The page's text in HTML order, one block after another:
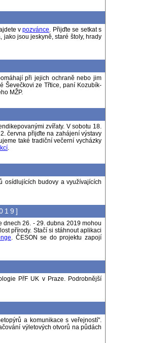
vpozvánce. Přijďte se setkat s
jsou jeskyně, staré štoly, hrady
při jejich ochraně nebo jim
Ševečkovi ze Třtice, paní Kozubík-
MŽP.
zvířaty. V sobotu 18.
června přijďte na zahájení výstavy
také tradiční večerní vycházky
.
osídlujících budovy a využívajících
dnech 26. - 29. dubna 2019 mohou
přírody. Stačí si stáhnout aplikaci
. ČESON se do projektu zapojí
PřF UK v Praze. Podrobnější
a komunikace s veřejností".
výletových otvorů na půdách